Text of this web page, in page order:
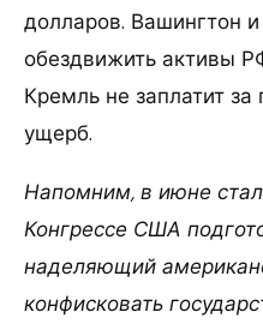
долларов. Вашингтон
обездвижить активы
Кремль не заплатит
ущерб.
Напомним, в июне
Конгрессе США
наделяющий
конфисковать